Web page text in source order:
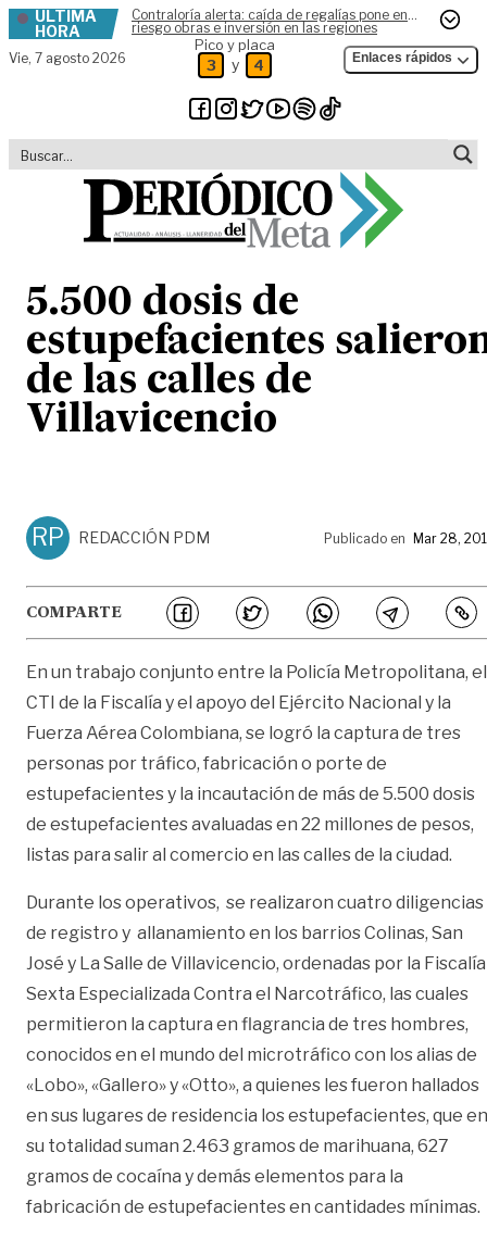
Skip to content
ÚLTIMA
HORA
Contraloría alerta: caída de regalías pone en
riesgo obras e inversión en las regiones
Vie, 7 agosto 2026
Pico y placa
3 y 4 Enlaces rápidos
5.500 dosis de
estupefacientes
de las calles de
Villavicencio
RP REDACCIÓN PDM Publicado en Mar 28,
COMPARTE
En un trabajo conjunto entre la Policía Metropolitana, el
CTI de la Fiscalía y el apoyo del Ejército Nacional y la
Fuerza Aérea Colombiana, se logró la captura de tres
personas por tráfico, fabricación o porte de
estupefacientes y la incautación de más de 5.500 dosis
de estupefacientes avaluadas en 22 millones de pesos,
listas para salir al comercio en las calles de la ciudad.
Durante los operativos, se realizaron cuatro diligencias
de registro y allanamiento en los barrios Colinas, San
José y La Salle de Villavicencio, ordenadas por la Fiscalía
Sexta Especializada Contra el Narcotráfico, las cuales
permitieron la captura en flagrancia de tres hombres,
conocidos en el mundo del microtráfico con los alias de
«Lobo», «Gallero» y «Otto», a quienes les fueron hallados
en sus lugares de residencia los estupefacientes, que en
su totalidad suman 2.463 gramos de marihuana, 627
gramos de cocaína y demás elementos para la
fabricación de estupefacientes en cantidades mínimas.